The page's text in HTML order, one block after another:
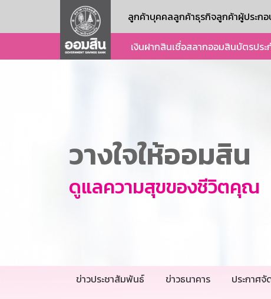
ลูกค้าบุคคลลูกค้าธุรกิจลูกค้าผู้ประก
เงินฝากสินเชื่อสลากออมสินบัตรประ
วางใจให้ออมสิน
ดูแลความสุขของชีวิตคุณ
ข่าวประชาสัมพันธ์ ข่าวธนาคาร ประกาศ